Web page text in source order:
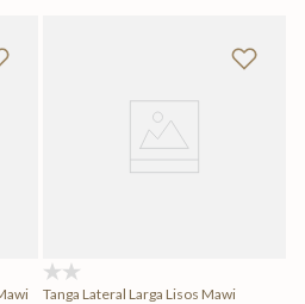
Tanga Lateral Larga Lisos Mawi